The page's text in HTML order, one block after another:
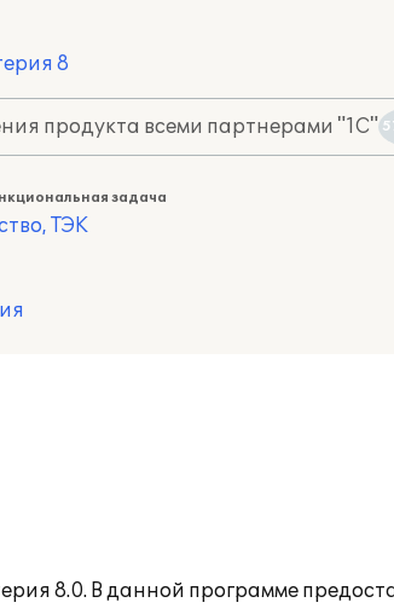
8
продукта всеми партнерами "1С"
задача
ТЭК
8.0. В данной программе